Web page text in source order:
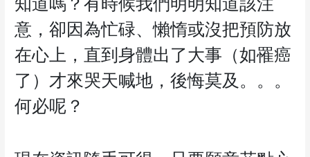
意，卻因為忙碌、懶惰或沒把預防放
在心上，直到身體出了大事（如罹癌
了）才來哭天喊地，後悔莫及。。。
何必呢？